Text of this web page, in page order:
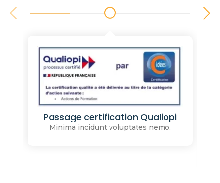
Passage certification Qualiopi
Minima incidunt voluptates nemo.